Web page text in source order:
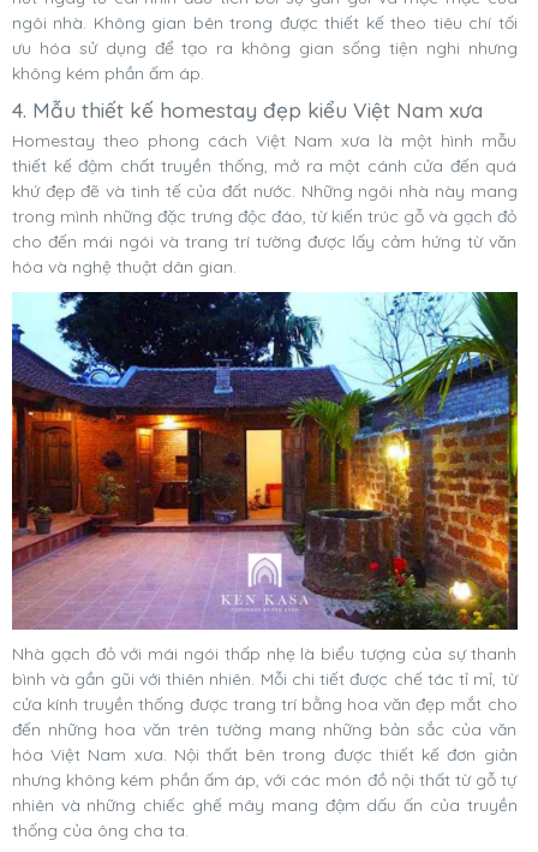
ngôi nhà. Không gian bên trong được thiết kế theo tiêu chí tối
ưu hóa sử dụng để tạo ra không gian sống tiện nghi nhưng
không kém phần ấm áp.
4. Mẫu thiết kế homestay đẹp kiểu Việt Nam xưa
Homestay theo phong cách Việt Nam xưa là một hình mẫu
thiết kế đậm chất truyền thống, mở ra một cánh cửa đến quá
khứ đẹp đẽ và tinh tế của đất nước. Những ngôi nhà này mang
trong mình những đặc trưng độc đáo, từ kiến trúc gỗ và gạch đỏ
cho đến mái ngói và trang trí tường được lấy cảm hứng từ văn
hóa và nghệ thuật dân gian.
Nhà gạch đỏ với mái ngói thấp nhẹ là biểu tượng của sự thanh
bình và gần gũi với thiên nhiên. Mỗi chi tiết được chế tác tỉ mỉ, từ
cửa kính truyền thống được trang trí bằng hoa văn đẹp mắt cho
đến những hoa văn trên tường mang những bản sắc của văn
hóa Việt Nam xưa. Nội thất bên trong được thiết kế đơn giản
nhưng không kém phần ấm áp, với các món đồ nội thất từ gỗ tự
nhiên và những chiếc ghế mây mang đậm dấu ấn của truyền
thống của ông cha ta.